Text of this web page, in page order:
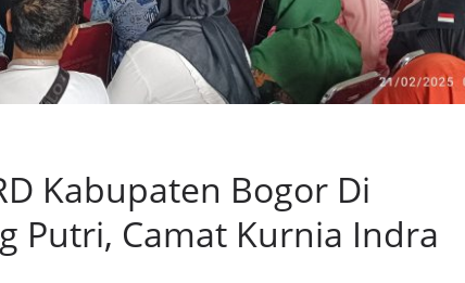
Kabupaten Bogor Di
Putri, Camat Kurnia Indra